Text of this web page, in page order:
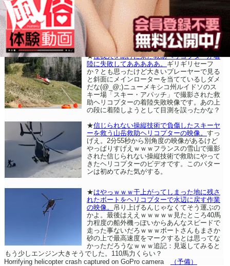
★怪我人を助けに来た救助ヘリコプターが着
陸に失敗してあああああ。 ギリギリセーフ
か？とも思ったけど大きいプレーヤーで見る
と斜面にメインローターを当てているしダメ
だな(@_@;)ニューメキシコ州ルイドソのス
キー場「スキー・アパッチ」で撮影された救
助ヘリコプターの着陸失敗映像です。あの上
の段に着陸しようとして目測を誤ったかな？
★信じられない操縦技術で負傷したスキーヤ
ーを救う山岳救助ヘリコプターの映像。 すっ
げえ。2分55秒から別角度の映像があるけど
やっぱりすげえｗｗｗフランスの雪山で撮影
された信じられない操縦技術で救助にやって
きたヘリコプターのビデオです。このパター
ンは初めてみた気がする。
★はやっｗｗｗ干上がってしまった地に残さ
れたボートをヘリコプターで水辺に戻す作業
の映像。 吊り上げるんじゃなくてそう運ぶの
かよ。最後はええｗｗｗｗｗ見たところ40馬
力程度の船外機っぽいからあんなスピードで
走った事ないだろｗｗｗボートさんもまさか
砂の上で最高速度をマークするとは思ってな
かっただろうなｗｗｗ追記：見返してみると
もう少しエンジン大きそうでした。110馬力くらい？
Horrifying helicopter crash captured on GoPro camera
（予備）